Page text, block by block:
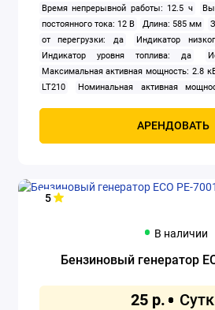
Время непрерывной работы: 12.5 ч
постоянного тока: 12 В
Длина: 585 мм
от перегрузки: да
Индикатор
Индикатор уровня топлива: да
Максимальная активная мощность: 2.8
LT210
Номинальная активная
двигателя внутреннего сгорания:
АРЕНДОВАТЬ
5
В наличии
Бензиновый генератор
25 р.